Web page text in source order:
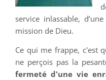
service inlassable,
mission de Dieu.
Ce qui me frappe, c'est
ne perçois pas la
fermeté d'une vie